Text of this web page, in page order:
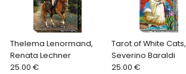
Thelema Lenormand,
Renata Lechner
25.00 €
Tarot of White Cats,
Severino Baraldi
25.00 €